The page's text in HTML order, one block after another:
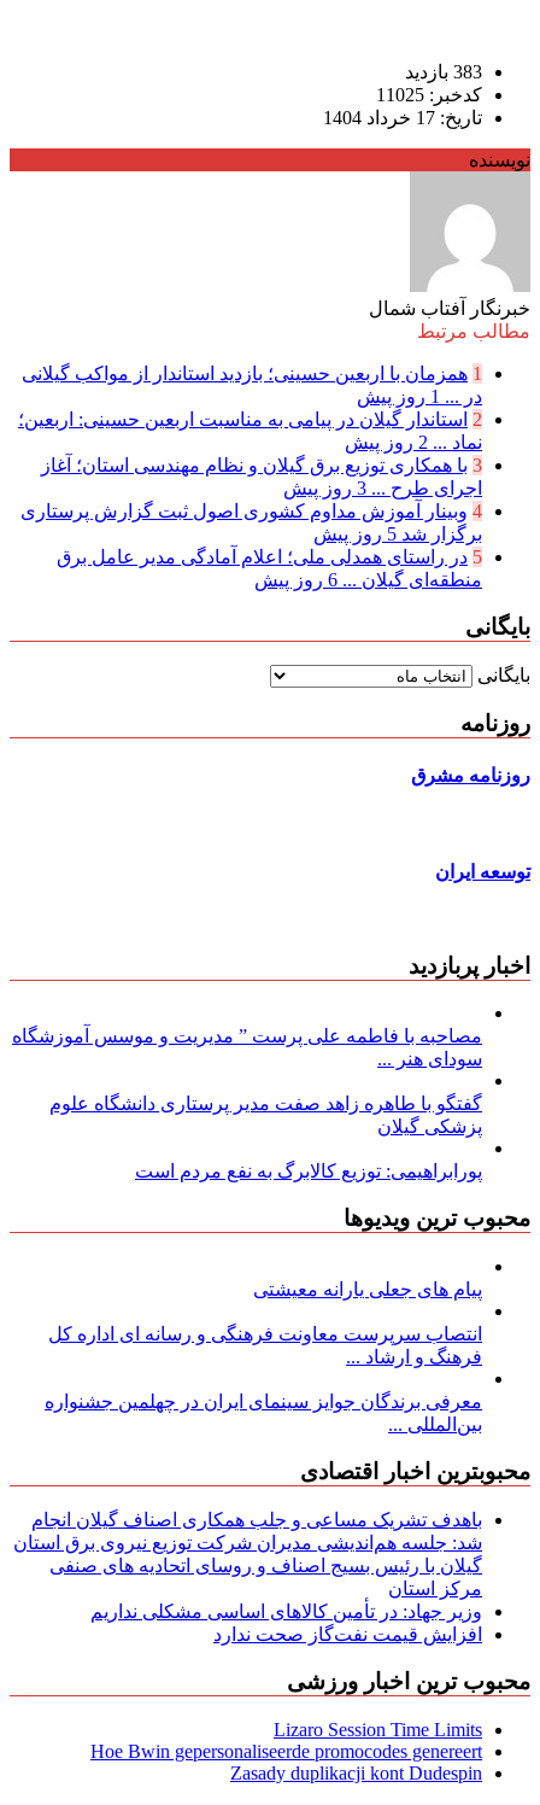
383 بازدید
کدخبر: 11025
تاریخ: 17 خرداد 1404
نویسنده
خبرنگار آفتاب شمال
مطالب مرتبط
1 همزمان با اربعین حسینی؛ بازدید استاندار از مواکب گیلانی
در ... 1 روز پیش
2 استاندار گیلان در پیامی به مناسبت اربعین حسینی: اربعین؛
نماد ... 2 روز پیش
3 با همکاری توزیع برق گیلان و نظام مهندسی استان؛ آغاز
اجرای طرح ... 3 روز پیش
4 وبینار آموزش مداوم کشوری اصول ثبت گزارش پرستاری
برگزار شد 5 روز پیش
5 در راستای همدلی ملی؛ اعلام آمادگی مدیر عامل برق
منطقه‌ای گیلان ... 6 روز پیش
بایگانی
بایگانی
روزنامه
روزنامه مشرق
توسعه ایران
اخبار پربازدید
مصاحبه با فاطمه علی پرست ” مدیریت و موسس آموزشگاه
سودای هنر ...
گفتگو با طاهره زاهد صفت مدیر پرستاری دانشگاه علوم
پزشکی گیلان
پورابراهیمی: توزیع کالابرگ به نفع مردم است
محبوب ترین ویدیوها
پیام های جعلی یارانه معیشتی
انتصاب سرپرست معاونت فرهنگی و رسانه ای اداره کل
فرهنگ و ارشاد ...
معرفی برندگان جوایز سینمای ایران در چهلمین جشنواره
بین‌المللی ...
محبوبترین اخبار اقتصادی
باهدف تشریک مساعی و جلب همکاری اصناف گیلان انجام
شد: جلسه هم‌اندیشی مدیران شركت توزیع نیروی برق استان
گیلان با رئیس بسیج اصناف و روسای اتحادیه های صنفی
مركز استان
وزیر جهاد: در تأمین کالاهای اساسی مشکلی نداریم
افزایش قیمت نفت‌گاز صحت ندارد
محبوب ترین اخبار ورزشی
Lizaro Session Time Limits
Hoe Bwin gepersonaliseerde promocodes genereert
Zasady duplikacji kont Dudespin